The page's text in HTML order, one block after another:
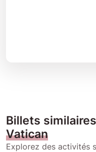
Billets
Vatican
Explorez des activités